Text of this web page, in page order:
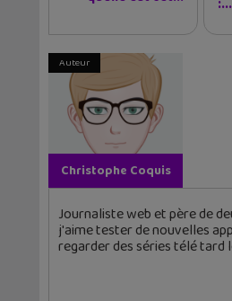
:...
Auteur
Christophe Coquis
Journaliste web et père de
j'aime tester de nouvelles
regarder des séries télé tard